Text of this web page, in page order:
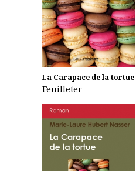
La Carapace de la tortue
Feuilleter